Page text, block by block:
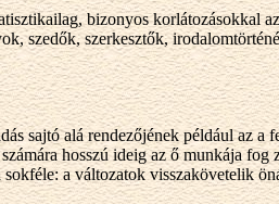
bizonyos korlátozásokkal
szedők, szerkesztők,
sajtó alá rendezőjének például az a
hosszú ideig az ő munkája
a változatok visszakövetelik